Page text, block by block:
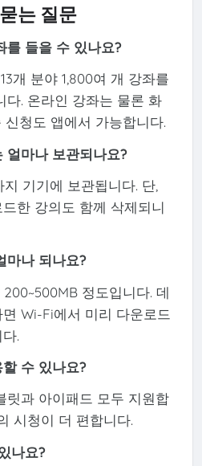
는 질문
를 들을 수 있나요?
개 분야 1,800여 개 강좌를
다. 온라인 강좌는 물론 화
청도 앱에서 가능합니다.
얼마나 보관되나요?
기기에 보관됩니다. 단,
한 강의도 함께 삭제되니
마나 되나요?
정도입니다. 데
Wi-Fi에서 미리 다운로드
.
수 있나요?
릿과 아이패드 모두 지원합
시청이 더 편합니다.
나요?